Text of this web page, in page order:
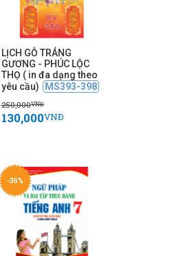
LỊCH GỖ TRÁNG
GƯƠNG - PHÚC LỘC
THỌ ( in đa dạng theo
yêu cầu)
MS393-398
250,000VNĐ
130,000VNĐ
-35%